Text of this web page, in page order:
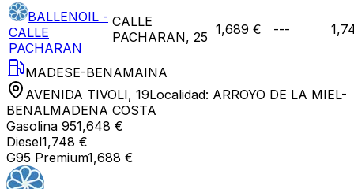
BALLENOIL -
CALLE
PACHARAN
CALLE
PACHARAN, 25 1,689 € ---
MADESE-BENAMAINA
AVENIDA TIVOLI, 19Localidad: ARROYO DE LA MIEL-
BENALMADENA COSTA
Gasolina 951,648 €
Diesel1,748 €
G95 Premium1,688 €